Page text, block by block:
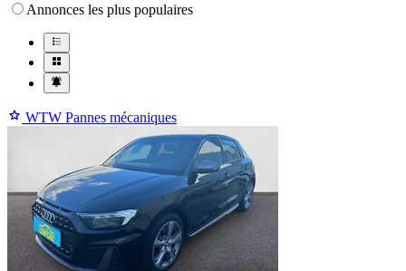
Annonces les plus populaires
WTW Pannes mécaniques